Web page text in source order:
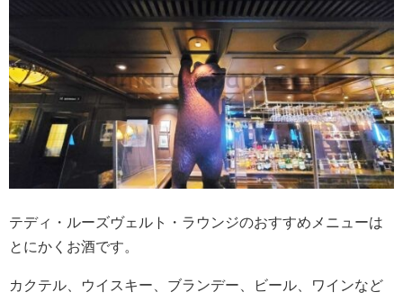
テディ・ルーズヴェルト・ラウンジのおすすめメニューは
とにかくお酒です。
カクテル、ウイスキー、ブランデー、ビール、ワインなど